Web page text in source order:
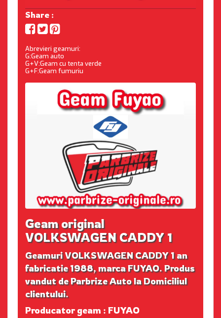
Share :
Abrevieri geamuri:
G:Geam auto
G+V:Geam cu tenta verde
G+F:Geam fumuriu
Geam original
VOLKSWAGEN CADDY 1
Geamuri VOLKSWAGEN CADDY 1 an
fabricatie 1988, marca FUYAO. Produs
vandut de Parbrize Auto la Domiciliul
clientului.
Producator geam : FUYAO